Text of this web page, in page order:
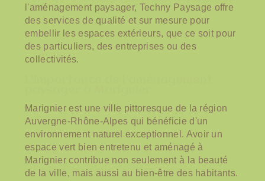
l'aménagement paysager, Techny Paysage offre
des services de qualité et sur mesure pour
embellir les espaces extérieurs, que ce soit pour
des particuliers, des entreprises ou des
collectivités.
Marignier est une ville pittoresque de la région
Auvergne-Rhône-Alpes qui bénéficie d'un
environnement naturel exceptionnel. Avoir un
espace vert bien entretenu et aménagé à
Marignier contribue non seulement à la beauté
de la ville, mais aussi au bien-être des habitants.